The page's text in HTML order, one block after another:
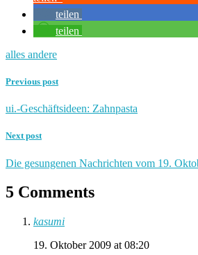
teilen
teilen
alles andere
Previous post
ui.-Geschäftsideen: Zahnpasta
Next post
Die gesungenen Nachrichten vom 19.
5 Comments
kasumi
19. Oktober 2009 at 08:20